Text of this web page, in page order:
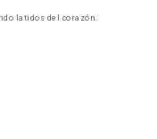
latidos del corazón.